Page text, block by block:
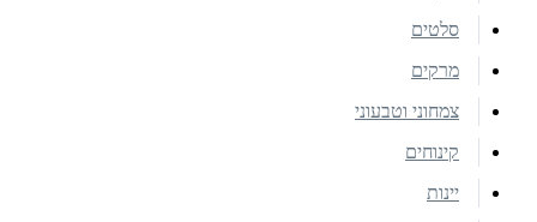
סלטים
מרקים
צמחוני וטבעוני
קינוחים
יינות